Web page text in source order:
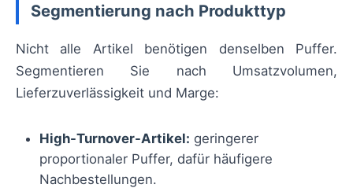
Segmentierung nach Produkttyp
Nicht alle Artikel benötigen denselben Puffer.
Segmentieren Sie nach Umsatzvolumen,
Lieferzuverlässigkeit und Marge:
High-Turnover-Artikel: geringerer
proportionaler Puffer, dafür häufigere
Nachbestellungen.